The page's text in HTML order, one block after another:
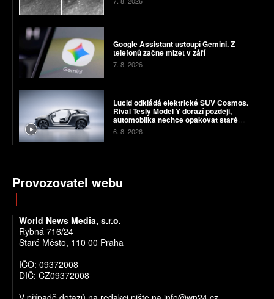
Google Assistant ustoupí Gemini. Z
telefonů začne mizet v září
7. 8. 2026
Lucid odkládá elektrické SUV Cosmos.
Rival Tesly Model Y dorazí později,
automobilka nechce opakovat staré
chyby
6. 8. 2026
Provozovatel webu
World News Media, s.r.o.
Rybná 716/24
Staré Město, 110 00 Praha
IČO: 09372008
DIČ: CZ09372008